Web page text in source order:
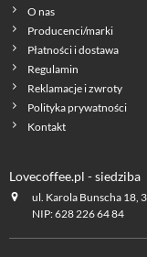
O nas
Producenci/marki
Płatności i dostawa
Regulamin
Reklamacje i zwroty
Polityka prywatności
Kontakt
Lovecoffee.pl - siedziba
ul. Karola Bunscha 18,
NIP: 628 226 64 84